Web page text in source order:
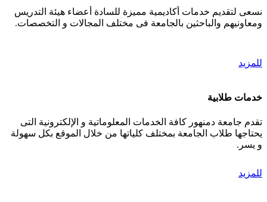
نسعى لتقديم خدمات أكاديمية مميزة للسادة أعضاء هيئة التدريس
ومعاونيهم والباحثين بالجامعة فى مختلف المجالات و التخصصات.
للمزيد
خدمات طلابية
تقدم جامعة دمنهور كافة الخدمات المعلوماتية و الإلكترونية التى
يحتاجها طلاب الجامعة بمختلف كلياتها من خلال الموقع بكل سهولة
و يسر.
للمزيد